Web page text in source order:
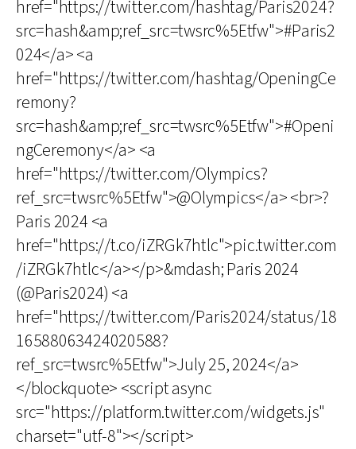
href="https://twitter.com/hashtag/Paris2024?
src=hash&amp;ref_src=twsrc%5Etfw">#Paris2
024</a> <a
href="https://twitter.com/hashtag/OpeningCe
remony?
src=hash&amp;ref_src=twsrc%5Etfw">#Openi
ngCeremony</a> <a
href="https://twitter.com/Olympics?
ref_src=twsrc%5Etfw">@Olympics</a> <br>?
Paris 2024 <a
href="https://t.co/iZRGk7htlc">pic.twitter.com
/iZRGk7htlc</a></p>&mdash; Paris 2024
(@Paris2024) <a
href="https://twitter.com/Paris2024/status/18
16588063424020588?
ref_src=twsrc%5Etfw">July 25, 2024</a>
</blockquote> <script async
src="https://platform.twitter.com/widgets.js"
charset="utf-8"></script>